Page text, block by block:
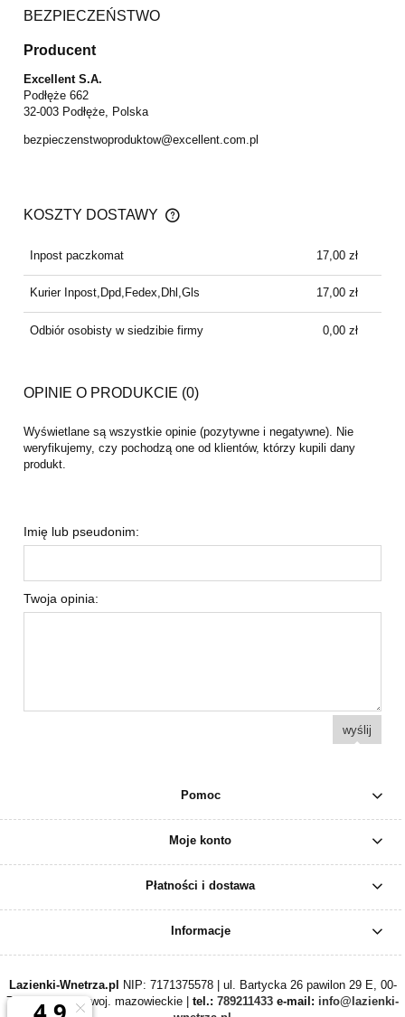
BEZPIECZEŃSTWO
Producent
Excellent S.A.
Podłęże 662
32-003 Podłęże, Polska
bezpieczenstwoproduktow@excellent.com.pl
KOSZTY DOSTAWY
CENA NIE ZAWIERA EWENTUALNYCH KOSZTÓW
Inpost paczkomat
17,00 zł
Kurier Inpost,Dpd,Fedex,Dhl,Gls 17,00 zł
Odbiór osobisty w siedzibie firmy 0,00 zł
OPINIE O PRODUKCIE (0)
Wyświetlane są wszystkie opinie (pozytywne i negatywne). Nie
weryfikujemy, czy pochodzą one od klientów, którzy kupili dany
produkt.
Imię lub pseudonim:
Twoja opinia:
wyślij
Pomoc
Moje konto
Płatności i dostawa
Informacje
Lazienki-Wnetrza.pl
NIP: 7171375578 | ul. Bartycka 26 pawilon 29 E, 00-
716 Warszawa, woj. mazowieckie | tel.: 789211433 e-mail: info@lazienki-